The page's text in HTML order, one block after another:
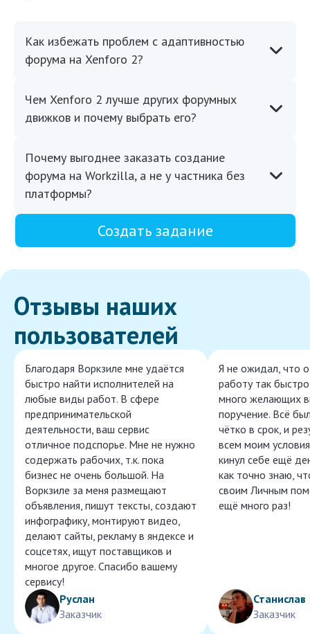
Как избежать проблем с адаптивностью
форума на Xenforo 2?
Чем Xenforo 2 лучше других форумных
движков и почему выбрать его?
Почему выгоднее заказать создание
форума на Workzilla, а не у частника без
платформы?
Создать задание
Отзывы наших
пользователей
Благодаря Воркзиле мне удаётся
быстро найти исполнителей на
любые виды работ. В сфере
предпринимательской
деятельности, ваш сервис
отличное подспорье. Мне не нужно
содержать рабочих, т.к. пока
бизнес не очень большой. На
Воркзиле за меня размещают
объявления, пишут тексты, создают
инфографику, монтируют видео,
делают сайты, рекламу в яндексе и
соцсетях, ищут поставщиков и
многое другое. Спасибо вашему
сервису!
Руслан
Заказчик
Я не ожидал, что
работу так
много желающих
поручение. Всё
чётко в срок, и
всем моим
кинул себе ещё
как точно знаю,
своим Личным
ещё много раз!
Станислав
Заказчик